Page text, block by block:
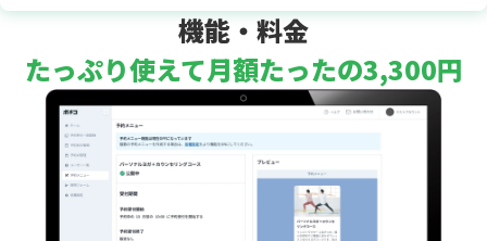
機能・料金
たっぷり使えて月額たったの3,300円